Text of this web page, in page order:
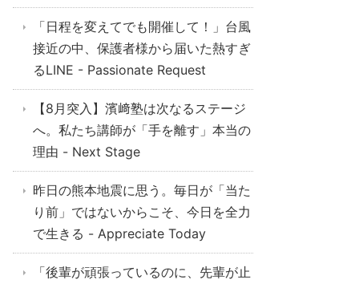
「日程を変えてでも開催して！」台風
接近の中、保護者様から届いた熱すぎ
るLINE - Passionate Request
【8月突入】濱﨑塾は次なるステージ
へ。私たち講師が「手を離す」本当の
理由 - Next Stage
昨日の熊本地震に思う。毎日が「当た
り前」ではないからこそ、今日を全力
で生きる - Appreciate Today
「後輩が頑張っているのに、先輩が止